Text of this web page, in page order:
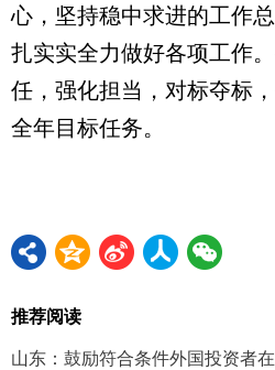
心，坚持稳中求进的工作
扎实实全力做好各项工作
任，强化担当，对标夺标
全年目标任务。
推荐阅读
山东：鼓励符合条件外国投资者